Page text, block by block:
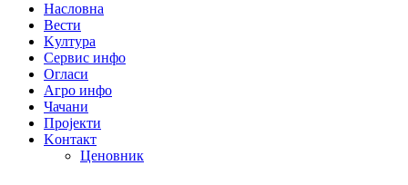
Насловна
Вести
Kултура
Сервис инфо
Огласи
Агро инфо
Чачани
Пројекти
Kонтакт
Ценовник